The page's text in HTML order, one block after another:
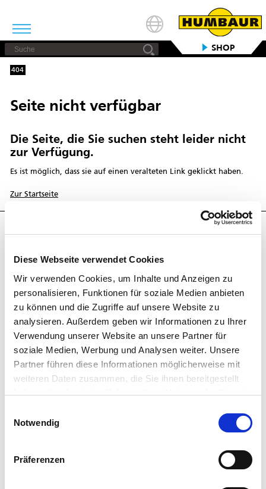
Diese Webseite verwendet Cookies
Wir verwenden Cookies, um Inhalte und Anzeigen zu
personalisieren, Funktionen für soziale Medien anbieten
zu können und die Zugriffe auf unsere Website zu
analysieren. Außerdem geben wir Informationen zu Ihrer
Verwendung unserer Website an unsere Partner für
soziale Medien, Werbung und Analysen weiter. Unsere
Partner führen diese Informationen möglicherweise mit
weiteren Daten zusammen, die Sie ihnen bereitgestellt
haben oder die sie im Rahmen Ihrer Nutzung der Dienste
Cookies, wenn Sie unsere Webseite weiterhin nutzen.
Notwendig
Präferenzen
SHOP
404
Seite nicht verfügbar
Die Seite, die Sie suchen steht leider nicht
zur Verfügung.
Es ist möglich, dass sie auf einen veralteten Link geklickt haben.
Zur Startseite
Werden Sie unser Anhänger!
Sie interessieren sich für Humbaur und unsere Anhänger, dann
abonnieren Sie unsere News. Diese können Sie jederzeit wieder
abbestellen.
Rechtliches
Impressum
Cookie Hinweis